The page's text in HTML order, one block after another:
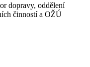
dopravy, oddělení
činností a OŽÚ